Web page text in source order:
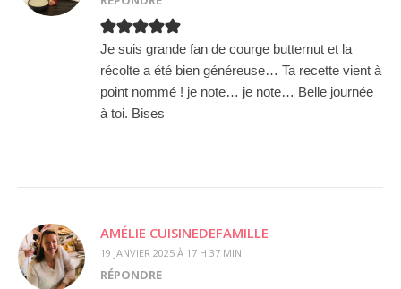
Je suis grande fan de courge butternut et la
récolte a été bien généreuse… Ta recette vient à
point nommé ! je note… je note… Belle journée
à toi. Bises
AMÉLIE CUISINEDEFAMILLE
19 JANVIER 2025 À 17 H 37 MIN
RÉPONDRE